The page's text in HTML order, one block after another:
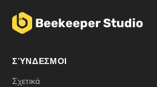
Beekeeper Studio
ΣΎΝΔΕΣΜΟΙ
Σχετικά